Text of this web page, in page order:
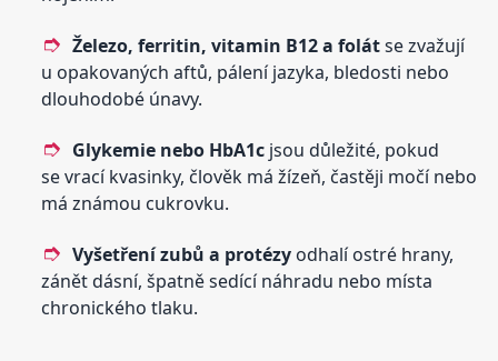
Železo, ferritin, vitamin B12 a folátse zvažují
u opakovaných aftů, pálení jazyka, bledosti nebo
dlouhodobé únavy.
Glykemie nebo HbA1c jsou důležité, pokud
se vrací kvasinky, člověk má žízeň, častěji močí nebo
má známou cukrovku.
Vyšetření zubů a protézy odhalí ostré hrany,
zánět dásní, špatně sedící náhradu nebo místa
chronického tlaku.